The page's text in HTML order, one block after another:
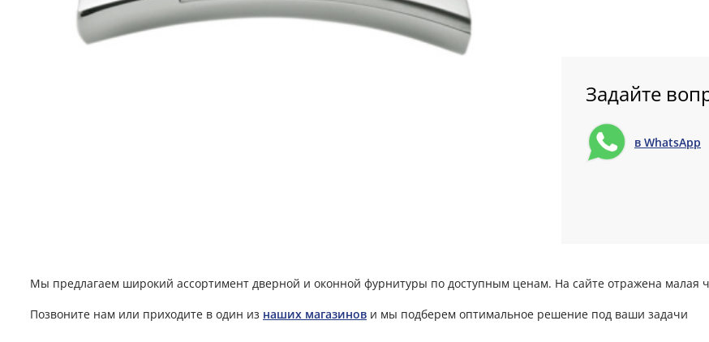
Задайте
в WhatsApp
Мы предлагаем широкий ассортимент дверной и оконной фурнитуры по доступным ценам. На сайте отражена малая
Позвоните нам или приходите в один из наших магазинов и мы подберем оптимальное решение под ваши задачи